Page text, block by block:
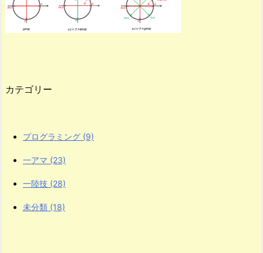
カテゴリー
プログラミング (9)
一アマ (23)
一陸技 (28)
未分類 (18)